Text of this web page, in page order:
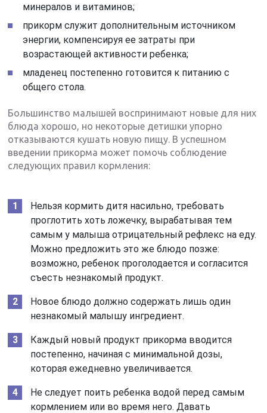
минералов и витаминов;
прикорм служит дополнительным источником
энергии, компенсируя ее затраты при
возрастающей активности ребенка;
младенец постепенно готовится к питанию с
общего стола.
Большинство малышей воспринимают новые для них
блюда хорошо, но некоторые детишки упорно
отказываются кушать новую пищу. В успешном
введении прикорма может помочь соблюдение
следующих правил кормления:
Нельзя кормить дитя насильно, требовать
проглотить хоть ложечку, вырабатывая тем
самым у малыша отрицательный рефлекс на еду.
Можно предложить это же блюдо позже:
возможно, ребенок проголодается и согласится
съесть незнакомый продукт.
Новое блюдо должно содержать лишь один
незнакомый малышу ингредиент.
Каждый новый продукт прикорма вводится
постепенно, начиная с минимальной дозы,
которая ежедневно увеличивается.
Не следует поить ребенка водой перед самым
кормлением или во время него. Давать